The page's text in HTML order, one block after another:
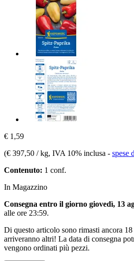
€ 1,59
(€ 397,50 / kg, IVA 10% inclusa - spese
Contenuto: 1 conf.
In Magazzino
Consegna entro il giorno giovedì, 13
alle ore 23:59.
Di questo articolo sono rimasti ancora 18
arriveranno altri! La data di consegna
vengono ordinati più pezzi.